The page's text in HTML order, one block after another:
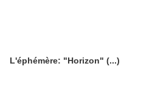
L'éphémère: "Horizon" (...)